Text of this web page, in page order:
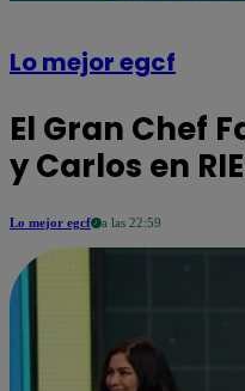
Lo mejor egcf
El Gran Chef
y Carlos en
Lo mejor egcf a las 22:59